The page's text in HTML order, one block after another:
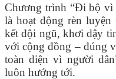
Chương trình “Đi bộ vì
là hoạt động rèn luyện
kết đội ngũ, khơi dậy
với cộng đồng – đúng
toàn diện vì người
luôn hướng tới.